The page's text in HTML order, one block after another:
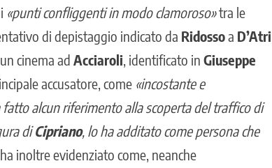
«punti confliggenti in modo clamoroso»tra le
di depistaggio indicato da Ridossoa D’Atri
cinema adAcciaroli , identificato in Giuseppe
accusatore, come «incostante e
fatto alcun riferimento alla scoperta del traffico di
diCipriano, lo ha additato come persona che
inoltre evidenziato come, neanche